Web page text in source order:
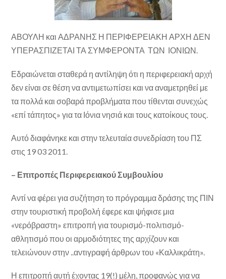
ΑΒΟΥΛΗ και ΑΔΡΑΝΗΣ Η ΠΕΡΙΦΕΡΕΙΑΚΗ ΑΡΧΗ ΔΕΝ
ΥΠΕΡΑΣΠΙΖΕΤΑΙ ΤΑ ΣΥΜΦΕΡΟΝΤΑ ΤΩΝ ΙΟΝΙΩΝ.
Εδραιώνεται σταθερά η αντίληψη ότι η περιφερειακή αρχή
δεν είναι σε θέση να αντιμετωπίσει και να αναμετρηθεί με
τα πολλά και σοβαρά προβλήματα που τίθενται συνεχώς
«επί τάπητος» για τα Ιόνια νησιά και τους κατοίκους τους.
Αυτό διαφάνηκε και στην τελευταία συνεδρίαση του ΠΣ
στις 19 03 2011.
– Επιτροπές Περιφερειακού Συμβουλίου
Αντί να φέρει για συζήτηση το πρόγραμμα δράσης της ΠΙΝ
στην τουριστική προβολή έφερε και ψήφισε μια
«νερόβραστη» επιτροπή για τουρισμό-πολιτισμό-
αθλητισμό που οι αρμοδιότητες της αρχίζουν και
τελειώνουν στην ..αντιγραφή άρθρων του «Καλλικράτη».
Η επιτροπή αυτή έχοντας 19(!) μέλη, προφανώς για να